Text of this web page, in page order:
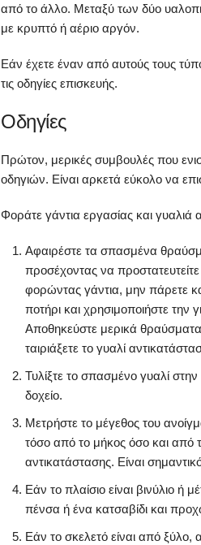
από το άλλο. Μεταξύ των δύο
με κρυπτό ή αέριο αργόν.
Εάν έχετε έναν από αυτούς τους
τις οδηγίες επισκευής.
Οδηγίες
Πρώτον, μερικές συμβουλές που
οδηγιών. Είναι αρκετά εύκολο να
Φοράτε γάντια εργασίας και
Αφαιρέστε τα σπασμένα
προσέχοντας να
φορώντας γάντια, μην πάρετε
ποτήρι και χρησιμοποιήστε
Αποθηκεύστε μερικά
ταιριάξετε το γυαλί
Τυλίξτε το σπασμένο γυαλί
δοχείο.
Μετρήστε το μέγεθος του
τόσο από το μήκος όσο και από
αντικατάστασης. Είναι
Εάν το πλαίσιο είναι βινύλιο ή
πένσα ή ένα κατσαβίδι και
Εάν το σκελετό είναι από ξύλο,